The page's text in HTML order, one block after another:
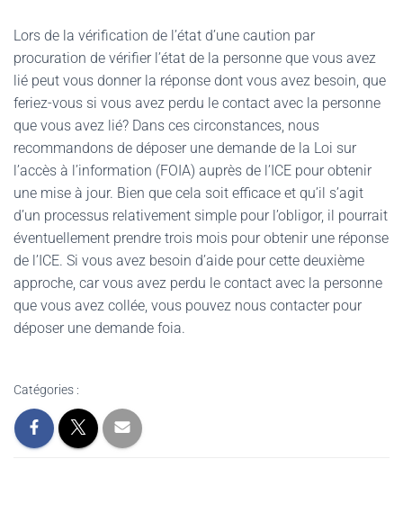
Lors de la vérification de l’état d’une caution par
procuration de vérifier l’état de la personne que vous avez
lié peut vous donner la réponse dont vous avez besoin, que
feriez-vous si vous avez perdu le contact avec la personne
que vous avez lié? Dans ces circonstances, nous
recommandons de déposer une demande de la Loi sur
l’accès à l’information (FOIA) auprès de l’ICE pour obtenir
une mise à jour. Bien que cela soit efficace et qu’il s’agit
d’un processus relativement simple pour l’obligor, il pourrait
éventuellement prendre trois mois pour obtenir une réponse
de l’ICE. Si vous avez besoin d’aide pour cette deuxième
approche, car vous avez perdu le contact avec la personne
que vous avez collée, vous pouvez nous contacter pour
déposer une demande foia.
Catégories :